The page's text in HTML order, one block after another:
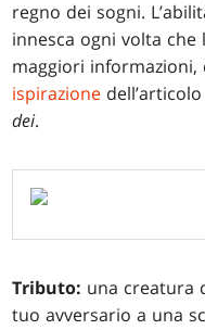
regno dei sogni.
innesca ogni volta che
maggiori
ispirazione
dei.
Tributo: una creatura
tuo avversario a una